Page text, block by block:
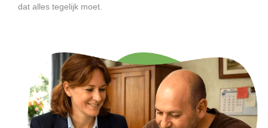
dat alles tegelijk moet.